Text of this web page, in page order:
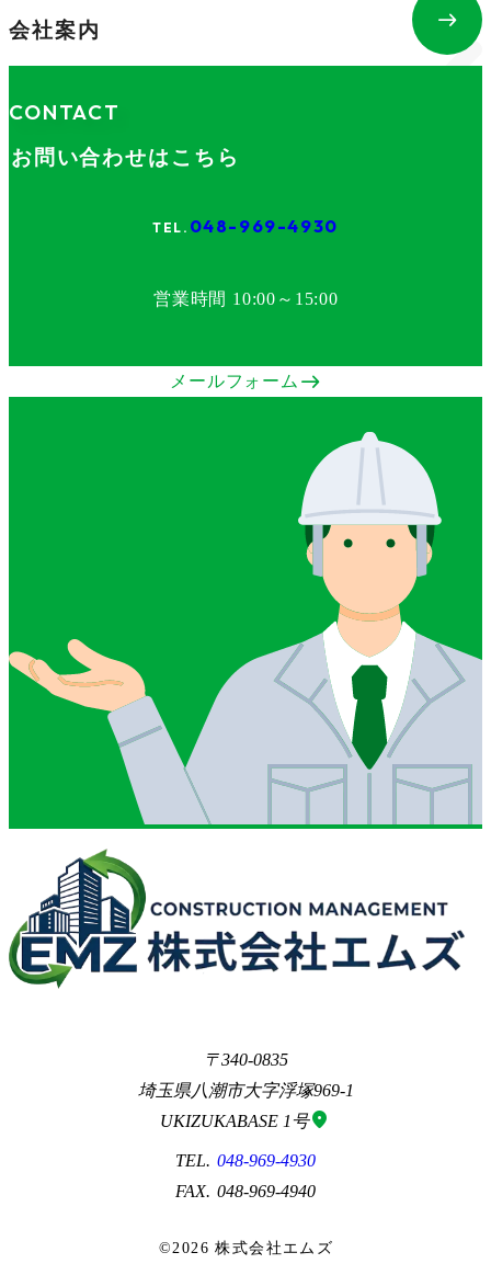
会社案内 east
CONTACT
お問い合わせはこちら
048-969-4930
営業時間 10:00～15:00
メールフォーム east
340-0835
埼玉県八潮市大字浮塚969-1
UKIZUKABASE 1号location_on
048-969-4930
048-969-4940
©2026 株式会社エムズ